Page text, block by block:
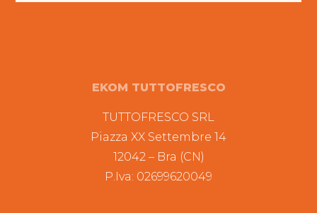
EKOM TUTTOFRESCO
TUTTOFRESCO SRL
Piazza XX Settembre 14
12042 – Bra (CN)
P.Iva: 02699620049